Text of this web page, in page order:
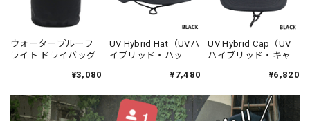
ウォータープルーフ
ライト ドライバッグ -
¥3,080
UV Hybrid Hat（UVハ
イブリッド・ハッ
¥7,480
UV Hybrid Cap（UV
ハイブリッド・キャ
¥6,820